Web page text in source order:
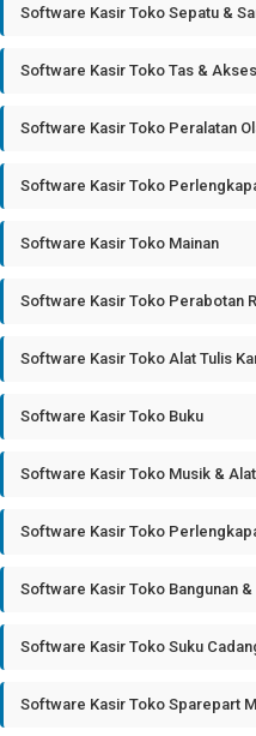
Software Kasir Toko Sepatu &
Software Kasir Toko Tas &
Software Kasir Toko Peralatan
Software Kasir Toko
Software Kasir Toko Mainan
Software Kasir Toko Perabotan
Software Kasir Toko Alat Tulis
Software Kasir Toko Buku
Software Kasir Toko Musik &
Software Kasir Toko
Software Kasir Toko Bangunan &
Software Kasir Toko Suku
Software Kasir Toko Sparepart